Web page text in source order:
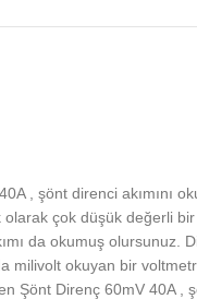
, şönt direnci akımını
olarak çok düşük değerli
da okumuş olursunuz.
milivolt okuyan bir
Şönt Direnç 60mV 40A ,